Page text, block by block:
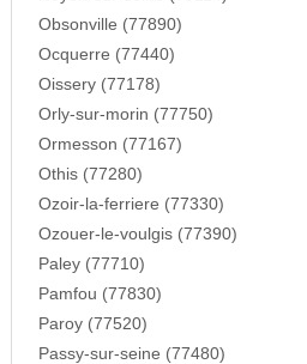
Obsonville (77890)
Ocquerre (77440)
Oissery (77178)
Orly-sur-morin (77750)
Ormesson (77167)
Othis (77280)
Ozoir-la-ferriere (77330)
Ozouer-le-voulgis (77390)
Paley (77710)
Pamfou (77830)
Paroy (77520)
Passy-sur-seine (77480)